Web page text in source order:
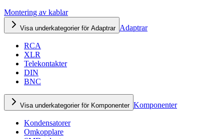
Montering av kablar
Visa underkategorier för Adaptrar Adaptrar
RCA
XLR
Telekontakter
DIN
BNC
Visa underkategorier för Komponenter Komponenter
Kondensatorer
Omkopplare